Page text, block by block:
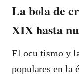
La bola de
XIX hasta
El ocultismo y
populares en la